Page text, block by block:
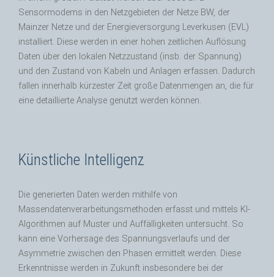
Sensormodems in den Netzgebieten der Netze BW, der
Mainzer Netze und der Energieversorgung Leverkusen (EVL)
installiert. Diese werden in einer hohen zeitlichen Auflösung
Daten über den lokalen Netzzustand (insb. der Spannung)
und den Zustand von Kabeln und Anlagen erfassen. Dadurch
fallen innerhalb kürzester Zeit große Datenmengen an, die für
eine detaillierte Analyse genutzt werden können.
Künstliche Intelligenz
Die generierten Daten werden mithilfe von
Massendatenverarbeitungsmethoden erfasst und mittels KI-
Algorithmen auf Muster und Auffälligkeiten untersucht. So
kann eine Vorhersage des Spannungsverlaufs und der
Asymmetrie zwischen den Phasen ermittelt werden. Diese
Erkenntnisse werden in Zukunft insbesondere bei der